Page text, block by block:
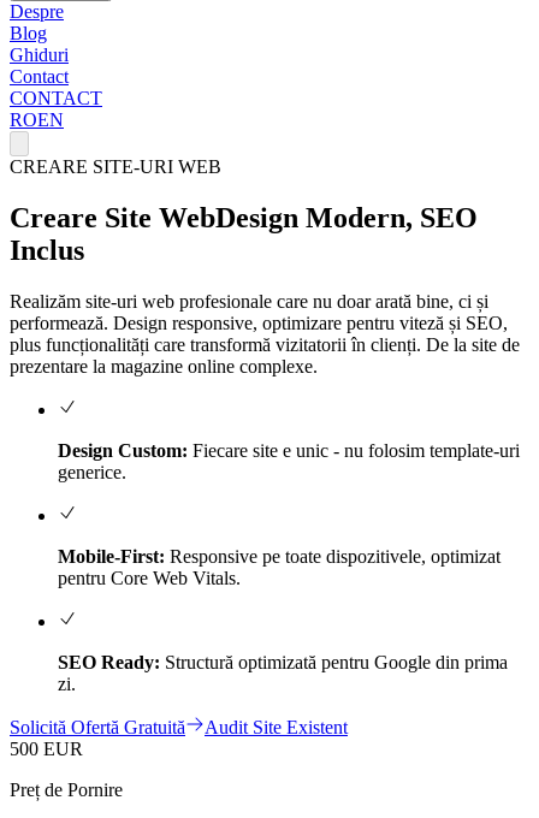
Despre
Blog
Ghiduri
Contact
CONTACT
ROEN
CREARE SITE-URI WEB
Creare Site WebDesign Modern, SEO
Inclus
Realizăm site-uri web profesionale care nu doar arată bine, ci și
performează. Design responsive, optimizare pentru viteză și SEO,
plus funcționalități care transformă vizitatorii în clienți. De la site de
prezentare la magazine online complexe.
Design Custom: Fiecare site e unic - nu folosim template-uri
generice.
Mobile-First: Responsive pe toate dispozitivele, optimizat
pentru Core Web Vitals.
SEO Ready: Structură optimizată pentru Google din prima
zi.
Solicită Ofertă Gratuită
Audit Site Existent
500 EUR
Preț de Pornire